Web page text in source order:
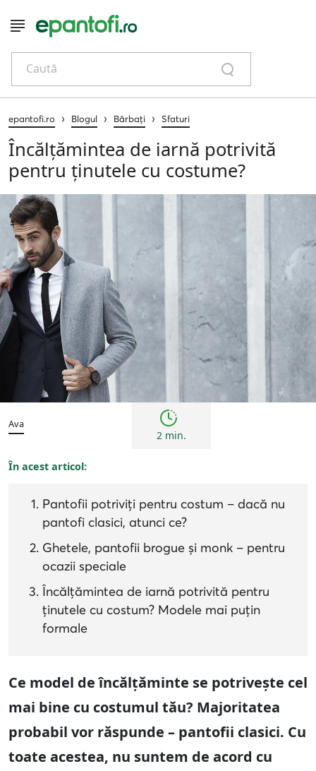
Caută
epantofi.ro › Blogul › Bărbați › Sfaturi
Încălțămintea de iarnă potrivită
pentru ținutele cu costume?
Bărbați
Ava
2 min.
În acest articol:
Pantofii potriviți pentru costum – dacă nu
pantofi clasici, atunci ce?
Ghetele, pantofii brogue și monk – pentru
ocazii speciale
Încălțămintea de iarnă potrivită pentru
ținutele cu costum? Modele mai puțin
formale
Ce model de încălțăminte se potrivește cel
mai bine cu costumul tău? Majoritatea
probabil vor răspunde – pantofii clasici. Cu
toate acestea, nu suntem de acord cu